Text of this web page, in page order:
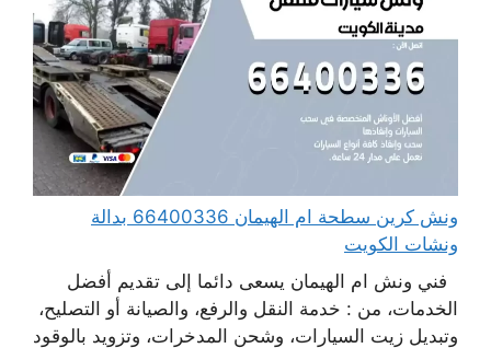
ونش كرين سطحة ام الهيمان 66400336 بدالة
ونشات الكويت
فني ونش ام الهيمان يسعى دائما إلى تقديم أفضل
الخدمات، من : خدمة النقل والرفع، والصيانة أو التصليح،
وتبديل زيت السيارات، وشحن المدخرات، وتزويد بالوقود